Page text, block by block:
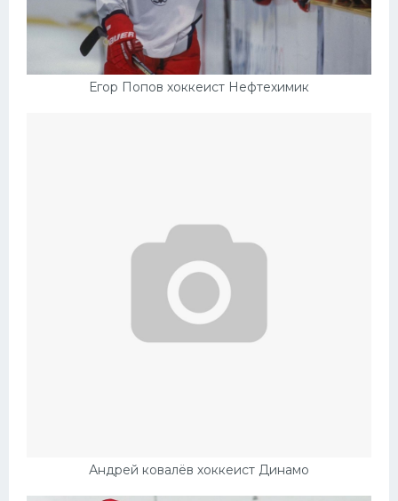
Егор Попов хоккеист Нефтехимик
Андрей ковалёв хоккеист Динамо